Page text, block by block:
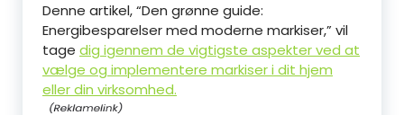
Denne artikel, “Den grønne guide:
Energibesparelser med moderne markiser,” vil
tage dig igennem de vigtigste aspekter ved at
vælge og implementere markiser i dit hjem
eller din virksomhed.